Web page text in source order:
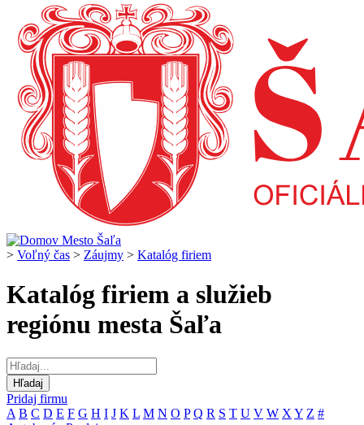
> Voľný čas > Záujmy > Katalóg firiem
Katalóg firiem a služieb
regiónu mesta Šaľa
Pridaj firmu
A B C D E F G H I J K L M N O P Q R S T U V W X Y Z #